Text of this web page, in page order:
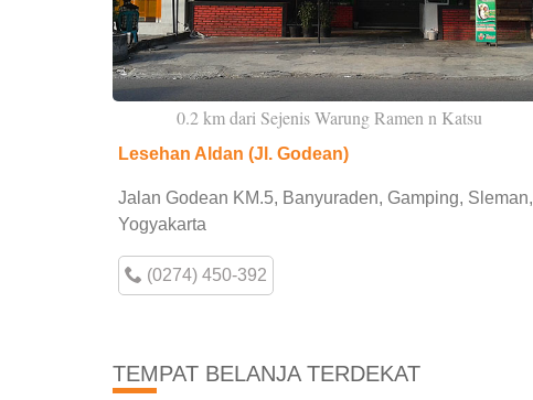
0.2 km dari Sejenis Warung Ramen n Katsu
Lesehan Aldan (Jl. Godean)
Jalan Godean KM.5, Banyuraden, Gamping, Sleman,
Yogyakarta
(0274) 450-392
TEMPAT BELANJA TERDEKAT